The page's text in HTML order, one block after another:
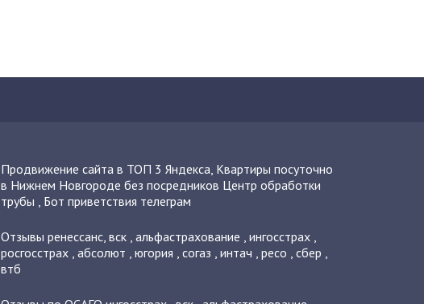
Продвижение сайта в ТОП 3 Яндекса, Квартиры посуточно
в Нижнем Новгороде без посредников Центр обработки
трубы , Бот приветствия телеграм
Отзывы ренессанс, вск, альфастрахование , ингосстрах,
росгосстрах, абсолют , югория , согаз , интач , ресо , сбер ,
втб